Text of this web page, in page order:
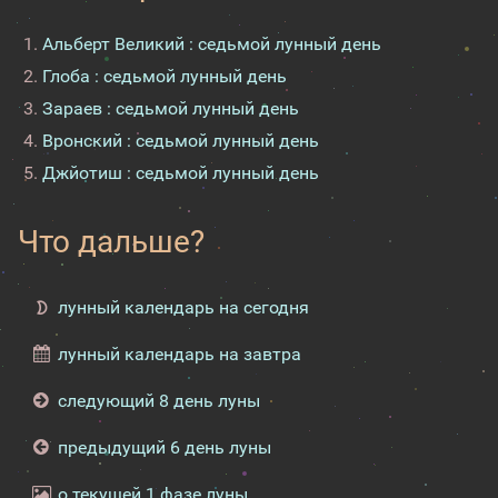
Альберт Великий : седьмой лунный день
Глоба : седьмой лунный день
Зараев : седьмой лунный день
Вронский : седьмой лунный день
Джйотиш : седьмой лунный день
Что дальше?
лунный календарь на сегодня
лунный календарь на завтра
следующий 8 день луны
предыдущий 6 день луны